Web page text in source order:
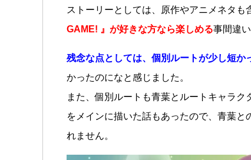
ストーリーとしては、原作やアニメネタも
GAME! 』が好きな方なら楽しめる事間違
残念な点としては、個別ルートが少し短か
かったのになと感じました。
また、個別ルートも青葉とルートキャラ
をメインに描いた話もあったので、青葉
れません。